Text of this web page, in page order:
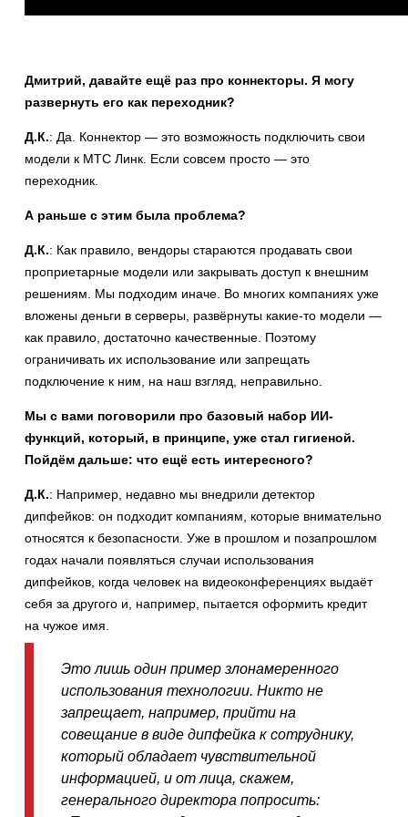
Дмитрий, давайте ещё раз про коннекторы. Я могу
развернуть его как переходник?
Д.К.: Да. Коннектор — это возможность подключить свои
модели к МТС Линк. Если совсем просто — это
переходник.
А раньше с этим была проблема?
Д.К.: Как правило, вендоры стараются продавать свои
проприетарные модели или закрывать доступ к внешним
решениям. Мы подходим иначе. Во многих компаниях уже
вложены деньги в серверы, развёрнуты какие-то модели —
как правило, достаточно качественные. Поэтому
ограничивать их использование или запрещать
подключение к ним, на наш взгляд, неправильно.
Мы с вами поговорили про базовый набор ИИ-
функций, который, в принципе, уже стал гигиеной.
Пойдём дальше: что ещё есть интересного?
Д.К.: Например, недавно мы внедрили детектор
дипфейков: он подходит компаниям, которые внимательно
относятся к безопасности. Уже в прошлом и позапрошлом
годах начали появляться случаи использования
дипфейков, когда человек на видеоконференциях выдаёт
себя за другого и, например, пытается оформить кредит
на чужое имя.
Это лишь один пример злонамеренного
использования технологии. Никто не
запрещает, например, прийти на
совещание в виде дипфейка к сотруднику,
который обладает чувствительной
информацией, и от лица, скажем,
генерального директора попросить: